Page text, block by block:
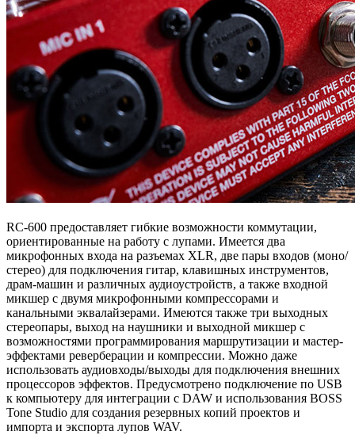
RC-600 предоставляет гибкие возможности коммутации,
ориентированные на работу с лупами. Имеется два
микрофонных входа на разъемах XLR, две пары входов (моно/
стерео) для подключения гитар, клавишных инструментов,
драм-машин и различных аудиоустройств, а также входной
микшер с двумя микрофонными компрессорами и
канальными эквалайзерами. Имеются также три выходных
стереопары, выход на наушники и выходной микшер с
возможностями программирования маршрутизации и мастер-
эффектами реверберации и компрессии. Можно даже
использовать аудиовходы/выходы для подключения внешних
процессоров эффектов. Предусмотрено подключение по USB
к компьютеру для интеграции с DAW и использования BOSS
Tone Studio для создания резервных копий проектов и
импорта и экспорта лупов WAV.